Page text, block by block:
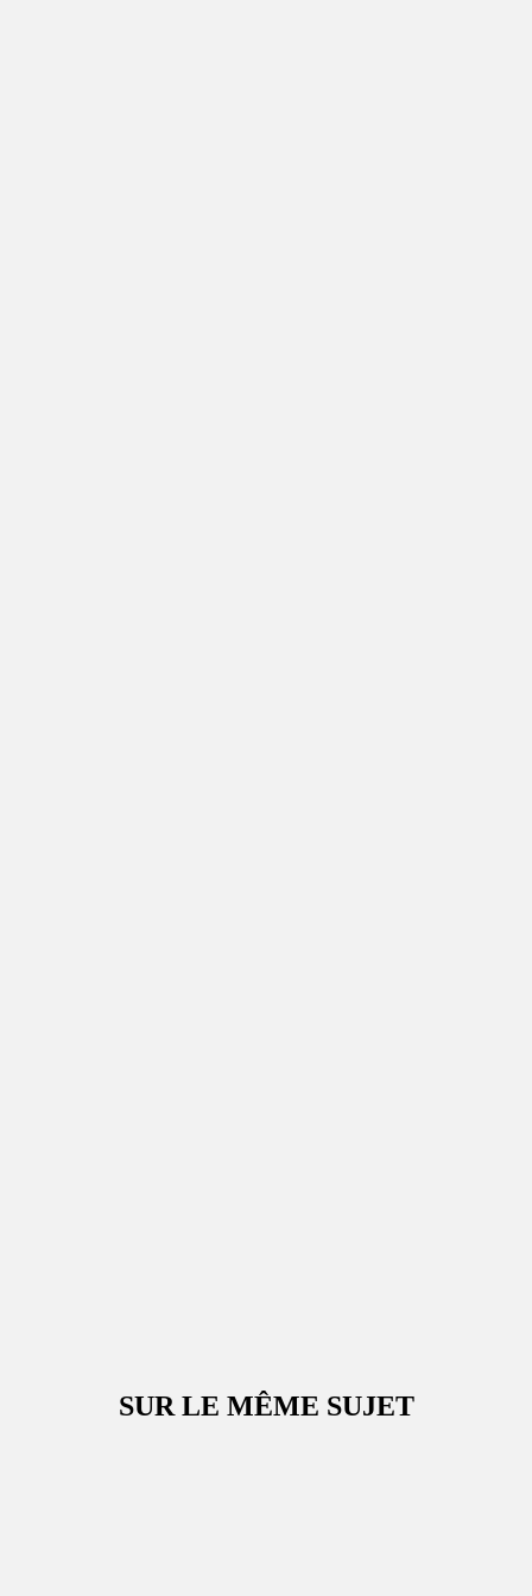
SUR LE MÊME SUJET